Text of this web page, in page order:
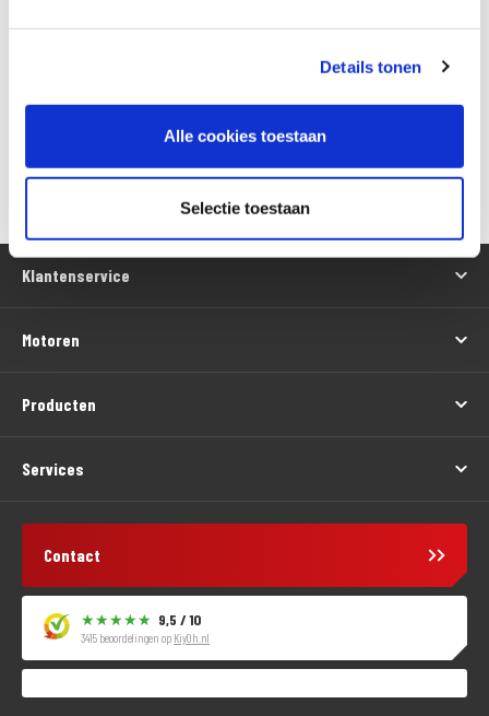
Details tonen
Alle cookies toestaan
Selectie toestaan
Versturen
Klantenservice
Motoren
Producten
Services
Contact
9,5 / 10
3415 beoordelingen op KiyOh.nl